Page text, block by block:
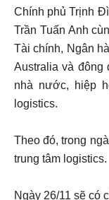
Chính phủ Trịnh
Trần Tuấn Anh
Tài chính, Ngân
Australia và đông
nhà nước, hiệp
logistics.
Theo đó, trong
trung tâm logistics.
Ngày 26/11 sẽ có